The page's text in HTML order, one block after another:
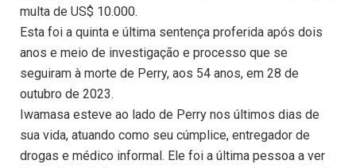
multa de US$ 10.000.
Esta foi a quinta e última sentença proferida após dois
anos e meio de investigação e processo que se
seguiram à morte de Perry, aos 54 anos, em 28 de
outubro de 2023.
Iwamasa esteve ao lado de Perry nos últimos dias de
sua vida, atuando como seu cúmplice, entregador de
drogas e médico informal. Ele foi a última pessoa a ver